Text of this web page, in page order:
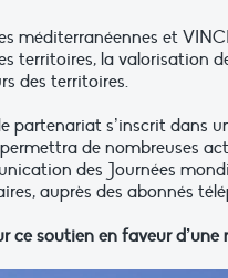
méditerranéennes et
territoires, la valorisation
des territoires.
partenariat s’inscrit dans
de nombreuses
des Journées
auprès des abonnés
ce soutien en faveur